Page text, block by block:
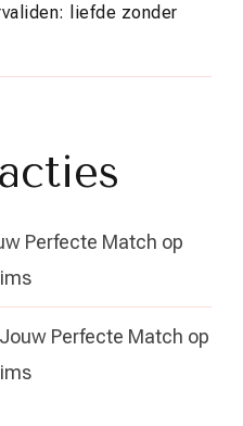
liefde zonder
Perfecte Match op
Perfecte Match op